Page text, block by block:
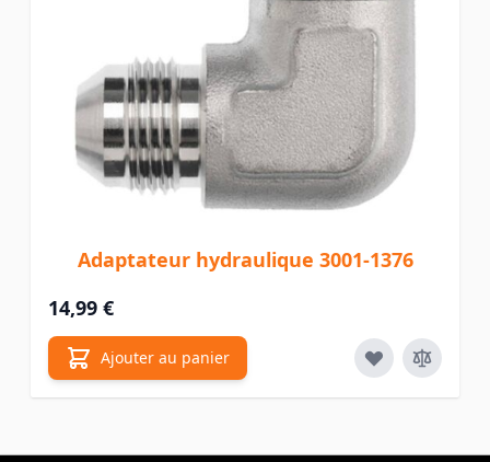
Adaptateur hydraulique 3001-1376
14,99 €
Ajouter au panier